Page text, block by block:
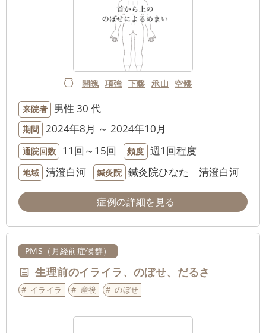
開魄 項強 下髎 承山 空髎
来院者 男性 30 代
期間 2024年8月 ～ 2024年10月
通院回数 11回～15回 頻度 週1回程度
地域 清澄白河 鍼灸院 鍼灸院ひなた 清澄白河
症例の詳細を見る
PMS（月経前症候群）
生理前のイライラ、のぼせ、だるさ
イライラ 産後 のぼせ